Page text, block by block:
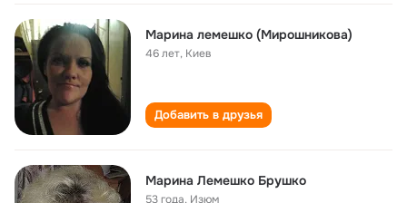
Марина лемешко (Мирошникова)
46 лет, Киев
Добавить в друзья
Марина Лемешко Брушко
53 года, Изюм